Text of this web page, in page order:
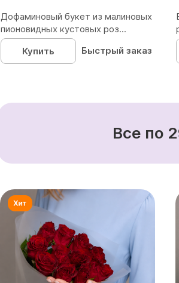
Дофаминовый букет из малиновых
пионовидных кустовых роз...
Купить
Быстрый заказ
Все по